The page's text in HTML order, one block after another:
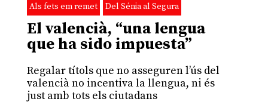
Als fets em remet Del Sénia al Segura
El valencià, “una lengua
que ha sido impuesta”
Regalar títols que no asseguren l’ús del
valencià no incentiva la llengua, ni és
just amb tots els ciutadans